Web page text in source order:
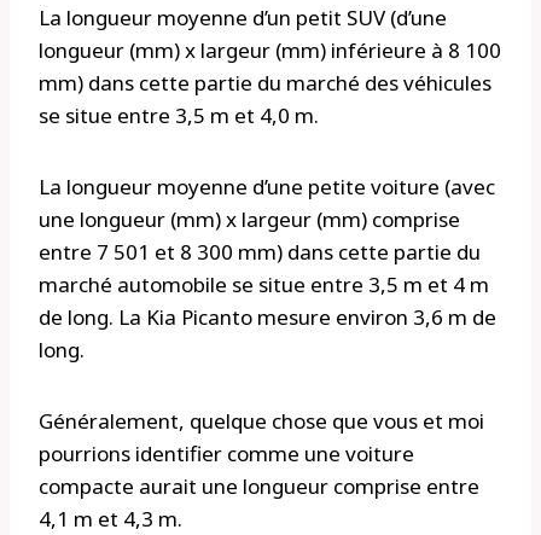
La longueur moyenne d’un petit SUV (d’une
longueur (mm) x largeur (mm) inférieure à 8 100
mm) dans cette partie du marché des véhicules
se situe entre 3,5 m et 4,0 m.
La longueur moyenne d’une petite voiture (avec
une longueur (mm) x largeur (mm) comprise
entre 7 501 et 8 300 mm) dans cette partie du
marché automobile se situe entre 3,5 m et 4 m
de long. La Kia Picanto mesure environ 3,6 m de
long.
Généralement, quelque chose que vous et moi
pourrions identifier comme une voiture
compacte aurait une longueur comprise entre
4,1 m et 4,3 m.